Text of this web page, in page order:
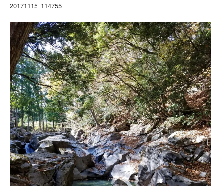
20171115_114755